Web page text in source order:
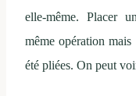
elle-même. Placer
même opération
été pliées. On peut